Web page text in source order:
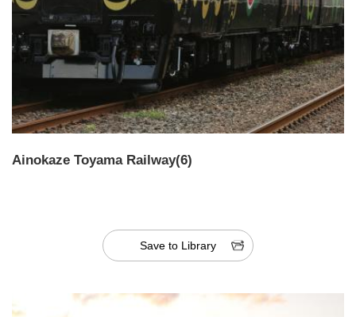
Ainokaze Toyama Railway(6)
Save to Library